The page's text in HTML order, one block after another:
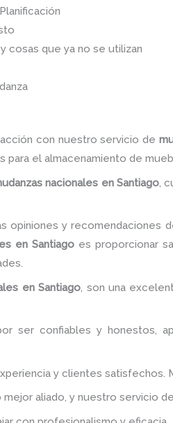
cosas que ya no se utilizan
con nuestro servicio de
para el almacenamiento de
nacionales en Santiago,
opiniones y recomendaciones
en Santiagoes proporcionar
en Santiago , son una
ser confiables y honestos,
y clientes
aliado, y nuestro servicio de